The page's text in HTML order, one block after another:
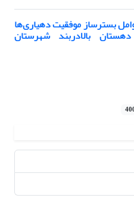
بسترساز موفقیت دهیاری‌ها
بالادربند شهرستان